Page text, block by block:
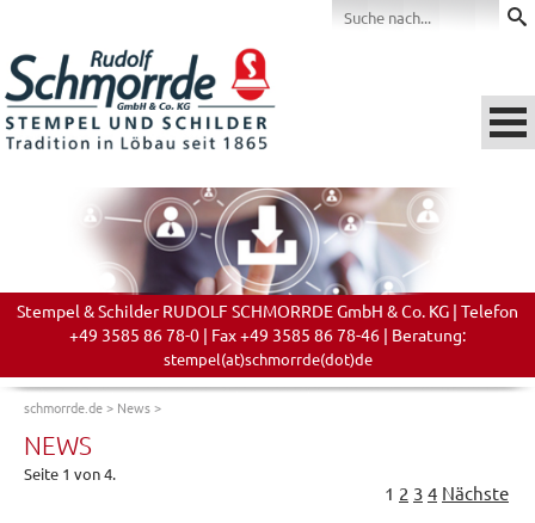
Stempel & Schilder RUDOLF SCHMORRDE GmbH & Co. KG | Telefon
+49 3585 86 78-0 | Fax +49 3585 86 78-46 | Beratung:
stempel(at)schmorrde(dot)de
schmorrde.de> News>
NEWS
Seite 1 von 4.
1 2 3 4 Nächste